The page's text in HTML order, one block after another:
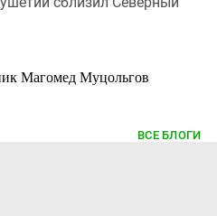
Магомед Муцольгов
ВСЕ БЛОГИ